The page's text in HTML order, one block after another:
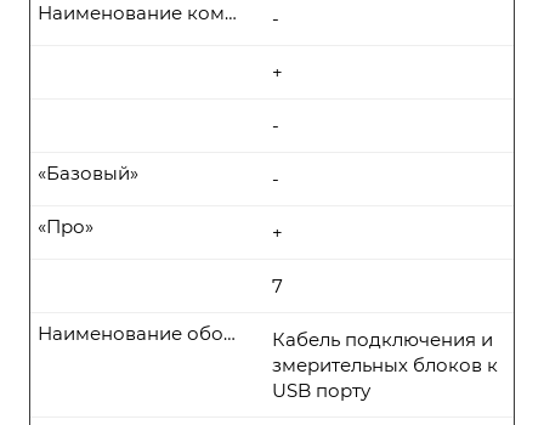
-
Наименование комплекта поставки
+
-
-
«Базовый»
+
«Про»
7
Кабель подключения и
змерительных блоков к
USB порту
Наименование оборудования